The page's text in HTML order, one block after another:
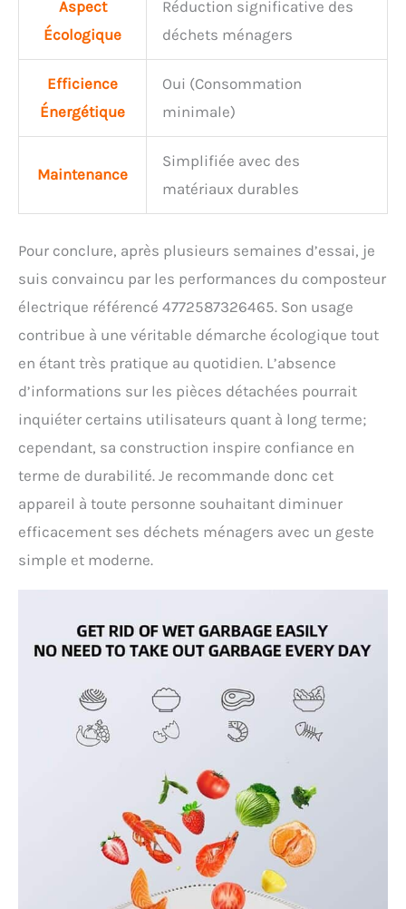
Ferment favorise la
de haute qualité grâce à
une fermentation
accélérée. Choisissez
besoins pour obtenir les
meilleurs résultats.
Toujours vider avant un
vider le bac avant chaque
utilisation. Laisser des
prolongera le temps de
fonctionnement et
consommation d’énergie.
Les matières traitées
plusieurs fois peuvent
former des amas
susceptibles
ventilateur et les lames.
Aspect
Écologique
Réduction significative des
déchets ménagers
Efficience
Énergétique
Oui (Consommation
minimale)
Maintenance
Simplifiée avec des
matériaux durables
Pour conclure, après plusieurs semaines d’essai, je
suis convaincu par les performances du composteur
électrique référencé 4772587326465. Son usage
contribue à une véritable démarche écologique tout
en étant très pratique au quotidien. L’absence
d’informations sur les pièces détachées pourrait
inquiéter certains utilisateurs quant à long terme;
cependant, sa construction inspire confiance en
terme de durabilité. Je recommande donc cet
appareil à toute personne souhaitant diminuer
efficacement ses déchets ménagers avec un geste
simple et moderne.